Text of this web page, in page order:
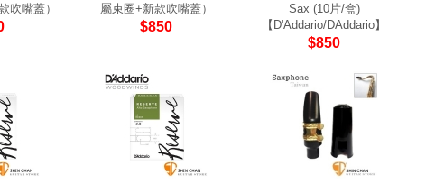
吹嘴蓋）
屬束圈+新款吹嘴蓋）
$850
Sax (10片/盒)
【D'Addario/DAddario】
$850